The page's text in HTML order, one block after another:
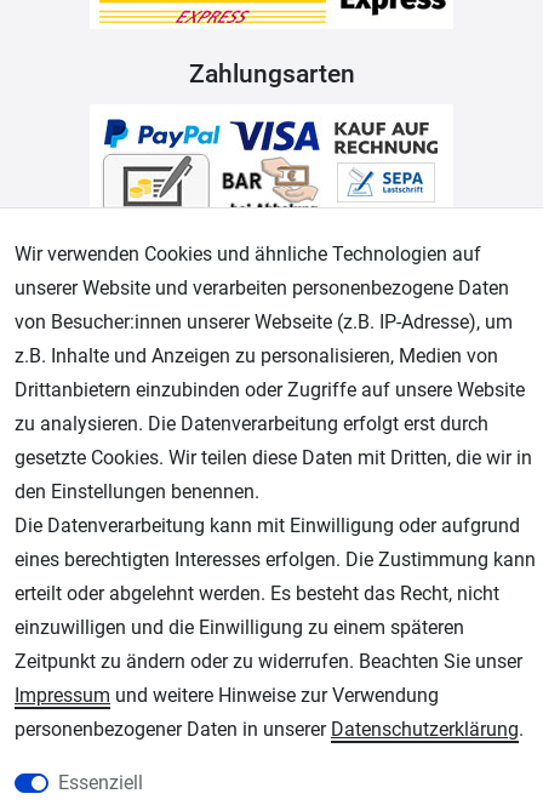
Zahlungsarten
Geprüfter Shop
AGB Widerrufsrecht Datenschutz Impressum
Unsere weiteren Shops:
Schmincke-City.de
Plotter-City.com
Wir verwenden Cookies und ähnliche Technologien auf
unserer Website und verarbeiten personenbezogene Daten
von Besucher:innen unserer Webseite (z.B. IP-Adresse), um
z.B. Inhalte und Anzeigen zu personalisieren, Medien von
Drittanbietern einzubinden oder Zugriffe auf unsere Website
zu analysieren. Die Datenverarbeitung erfolgt erst durch
gesetzte Cookies. Wir teilen diese Daten mit Dritten, die wir in
den Einstellungen benennen.
Die Datenverarbeitung kann mit Einwilligung oder aufgrund
eines berechtigten Interesses erfolgen. Die Zustimmung kann
erteilt oder abgelehnt werden. Es besteht das Recht, nicht
einzuwilligen und die Einwilligung zu einem späteren
Zeitpunkt zu ändern oder zu widerrufen. Beachten Sie unser
Impressum und weitere Hinweise zur Verwendung
personenbezogener Daten in unserer Daten­schutz­erklärung.
Essenziell